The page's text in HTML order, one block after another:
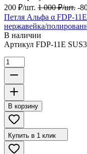
200 ₽/шт. 1 000 ₽/шт. -
Петля Альфа α FDP-
нержавейка/
В наличии
Артикул FDP-11E
В корзину
Купить в 1 клик